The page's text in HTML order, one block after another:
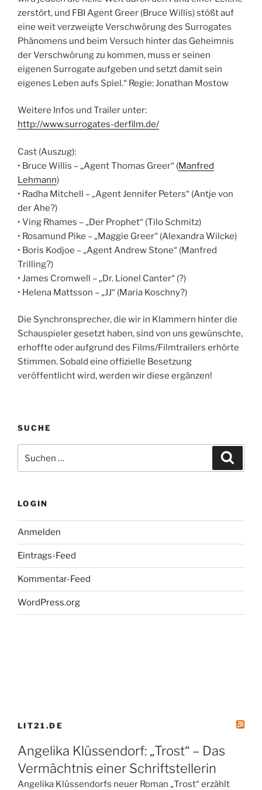
zerstört, und FBI Agent Greer (Bruce Willis) stößt auf
eine weit verzweigte Verschwörung des Surrogates
Phänomens und beim Versuch hinter das Geheimnis
der Verschwörung zu kommen, muss er seinen
eigenen Surrogate aufgeben und setzt damit sein
eigenes Leben aufs Spiel.“ Regie: Jonathan Mostow
Weitere Infos und Trailer unter:
http://www.surrogates-derfilm.de/
Cast (Auszug):
• Bruce Willis – „Agent Thomas Greer“ (Manfred
Lehmann)
• Radha Mitchell – „Agent Jennifer Peters“ (Antje von
der Ahe?)
• Ving Rhames – „Der Prophet“ (Tilo Schmitz)
• Rosamund Pike – „Maggie Greer“ (Alexandra Wilcke)
• Boris Kodjoe – „Agent Andrew Stone“ (Manfred
Trilling?)
• James Cromwell – „Dr. Lionel Canter“ (?)
• Helena Mattsson – „JJ“ (Maria Koschny?)
Die Synchronsprecher, die wir in Klammern hinter die
Schauspieler gesetzt haben, sind von uns gewünschte,
erhoffte oder aufgrund des Films/Filmtrailers erhörte
Stimmen. Sobald eine offizielle Besetzung
veröffentlicht wird, werden wir diese ergänzen!
SUCHE
nach:
LOGIN
Anmelden
Eintrags-Feed
Kommentar-Feed
WordPress.org
LIT21.DE
Angelika Klüssendorf: „Trost“ – Das
Vermächtnis einer Schriftstellerin
Angelika Klüssendorfs neuer Roman „Trost“ erzählt